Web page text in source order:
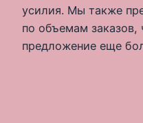
усилия. Мы также
по объемам заказов,
предложение еще